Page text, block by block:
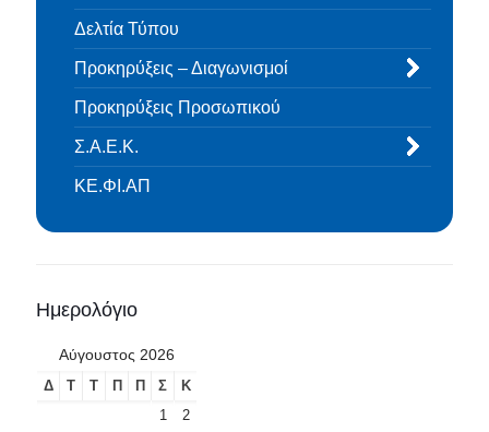
Δελτία Τύπου
Προκηρύξεις – Διαγωνισμοί
Προκηρύξεις Προσωπικού
Σ.Α.Ε.Κ.
ΚΕ.ΦΙ.ΑΠ
Ημερολόγιο
Αύγουστος 2026
Δ Τ Τ Π Π Σ
Κ
1
2